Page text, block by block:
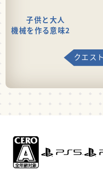
子供と大人
機械を作る意味2
クエス